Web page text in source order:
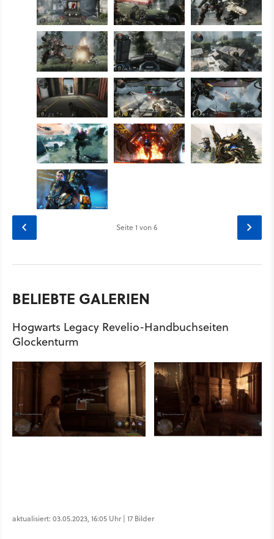
Seite1 von 6
BELIEBTE GALERIEN
Hogwarts Legacy Revelio-Handbuchseiten
Glockenturm
aktualisiert: 03.05.2023, 16:05 Uhr | 17 Bilder